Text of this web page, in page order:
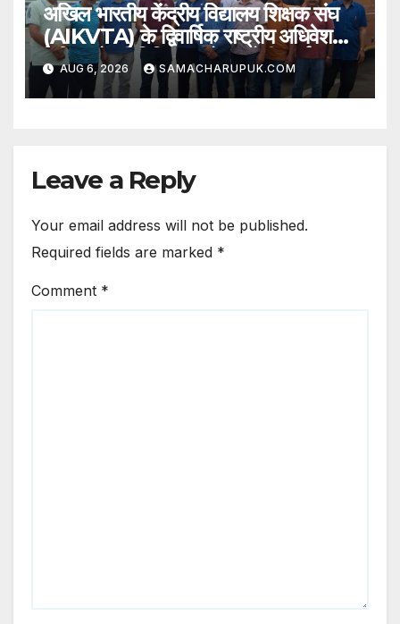
अखिल भारतीय केंद्रीय विद्यालय शिक्षक संघ
(AIKVTA) के द्विवार्षिक राष्ट्रीय अधिवेशन
में शिक्षकों की विभिन्न मांगो पर होगी चर्चा
AUG 6, 2026 SAMACHARUPUK.COM
Leave a Reply
Your email address will not be published.
Required fields are marked *
Comment *